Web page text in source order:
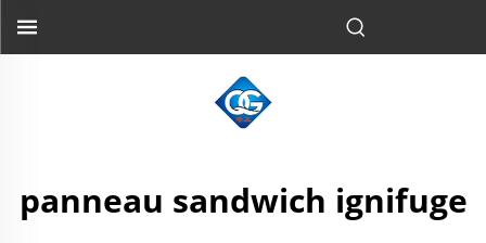
panneau sandwich ignifuge